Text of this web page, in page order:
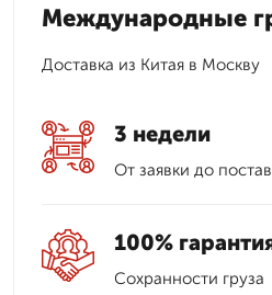
Международные
Доставка из Китая в Москву
3 недели
От заявки до
100%
Сохранности груза